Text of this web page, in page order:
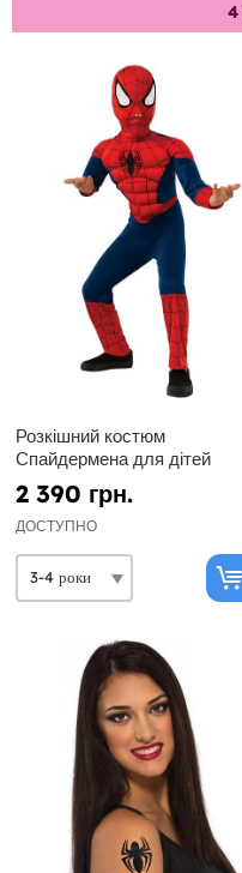
4
Розкішний костюм
Спайдермена для дітей
2 390 грн.
ДОСТУПНО